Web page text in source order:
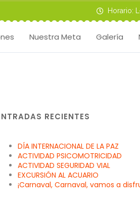
Horario:
Nuestra Meta Galería
RECIENTES
DÍA INTERNACIONAL DE LA PAZ
ACTIVIDAD PSICOMOTRICIDAD
ACTIVIDAD SEGURIDAD VIAL
EXCURSIÓN AL ACUARIO
¡Carnaval, Carnaval, vamos a